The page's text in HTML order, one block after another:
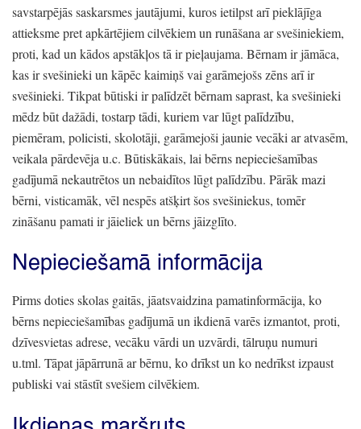
savstarpējās saskarsmes jautājumi, kuros ietilpst arī pieklājīga
attieksme pret apkārtējiem cilvēkiem un runāšana ar svešiniekiem,
proti, kad un kādos apstākļos tā ir pieļaujama. Bērnam ir jāmāca,
kas ir svešinieki un kāpēc kaimiņš vai garāmejošs zēns arī ir
svešinieki. Tikpat būtiski ir palīdzēt bērnam saprast, ka svešinieki
mēdz būt dažādi, tostarp tādi, kuriem var lūgt palīdzību,
piemēram, policisti, skolotāji, garāmejoši jaunie vecāki ar atvasēm,
veikala pārdevēja u.c. Būtiskākais, lai bērns nepieciešamības
gadījumā nekautrētos un nebaidītos lūgt palīdzību. Pārāk mazi
bērni, visticamāk, vēl nespēs atšķirt šos svešiniekus, tomēr
zināšanu pamati ir jāieliek un bērns jāizglīto.
Nepieciešamā informācija
Pirms doties skolas gaitās, jāatsvaidzina pamatinformācija, ko
bērns nepieciešamības gadījumā un ikdienā varēs izmantot, proti,
dzīvesvietas adrese, vecāku vārdi un uzvārdi, tālruņu numuri
u.tml. Tāpat jāpārrunā ar bērnu, ko drīkst un ko nedrīkst izpaust
publiski vai stāstīt svešiem cilvēkiem.